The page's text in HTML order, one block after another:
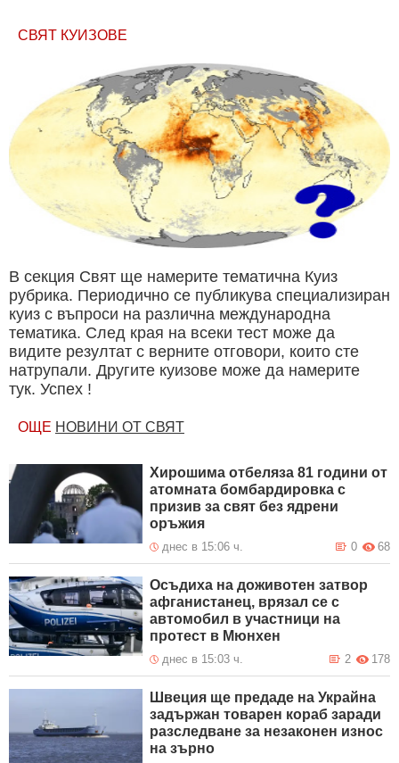
СВЯТ КУИЗОВЕ
В секция Свят ще намерите тематична Куиз
рубрика. Периодично се публикува специализиран
куиз с въпроси на различна международна
тематика. След края на всеки тест може да
видите резултат с верните отговори, които сте
натрупали. Другите куизове може да намерите
тук. Успех !
ОЩЕ НОВИНИ ОТ СВЯТ
Хирошима отбеляза 81 години от
атомната бомбардировка с
призив за свят без ядрени
оръжия
днес в 15:06 ч. 68
0
Осъдиха на доживотен затвор
афганистанец, врязал се с
автомобил в участници на
протест в Мюнхен
днес в 15:03 ч. 178
2
Швеция ще предаде на Украйна
задържан товарен кораб заради
разследване за незаконен износ
на зърно